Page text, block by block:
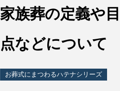
家族葬の定義や
点などについて
お葬式にまつわるハテナシリーズ